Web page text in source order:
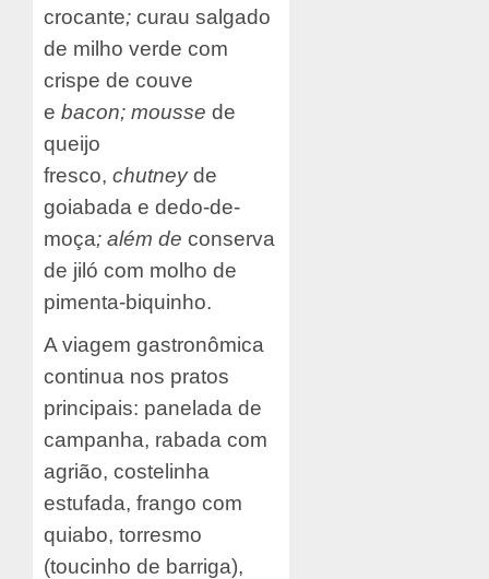
crocante; curau salgado
de milho verde com
crispe de couve
e bacon; mousse de
queijo
fresco, chutneyde
goiabada e dedo-de-
moça; além de conserva
de jiló com molho de
pimenta-biquinho.
A viagem gastronômica
continua nos pratos
principais: panelada de
campanha, rabada com
agrião, costelinha
estufada, frango com
quiabo, torresmo
(toucinho de barriga),